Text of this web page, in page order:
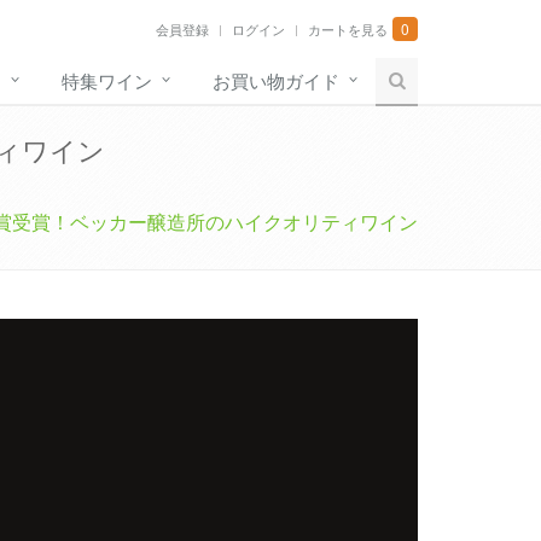
会員登録 ログイン カートを見る 0
特集ワイン お買い物ガイド
ワイン
賞！ベッカー醸造所のハイクオリティワイン